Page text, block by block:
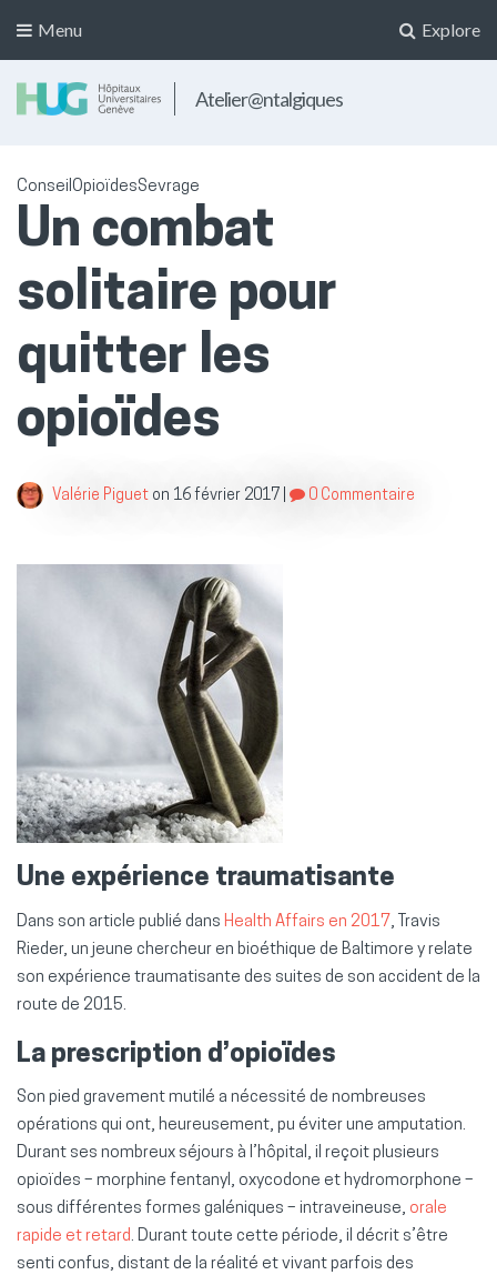
Explore
Menu
Atelier@ntalgiques
ConseilOpioïdesSevrage
Un combat
solitaire pour
quitter les
opioïdes
Valérie Piguet on 16 février 2017 0 Commentaire
Une expérience traumatisante
Dans son article publié dans Health Affairs en 2017, Travis
Rieder, un jeune chercheur en bioéthique de Baltimore y relate
son expérience traumatisante des suites de son accident de la
route de 2015.
La prescription d’opioïdes
Son pied gravement mutilé a nécessité de nombreuses
opérations qui ont, heureusement, pu éviter une amputation.
Durant ses nombreux séjours à l’hôpital, il reçoit plusieurs
opioïdes – morphine fentanyl, oxycodone et hydromorphone –
sous différentes formes galéniques – intraveineuse, orale
rapide et retard. Durant toute cette période, il décrit s’être
senti confus, distant de la réalité et vivant parfois des